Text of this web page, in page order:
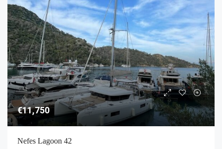
€11,750
Nefes Lagoon 42